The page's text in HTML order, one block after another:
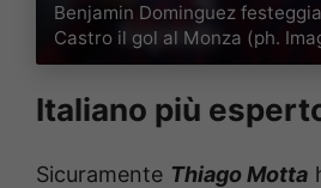
Benjamin Dominguez
Castro il gol al Monza (ph.
Italiano più
Sicuramente Thiago Motta